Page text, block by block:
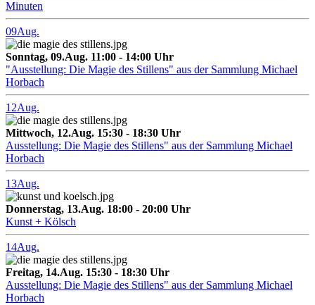
Minuten
09Aug.
Sonntag, 09.Aug. 11:00 - 14:00 Uhr
"Ausstellung: Die Magie des Stillens" aus der Sammlung Michael
Horbach
12Aug.
Mittwoch, 12.Aug. 15:30 - 18:30 Uhr
Ausstellung: Die Magie des Stillens" aus der Sammlung Michael
Horbach
13Aug.
Donnerstag, 13.Aug. 18:00 - 20:00 Uhr
Kunst + Kölsch
14Aug.
Freitag, 14.Aug. 15:30 - 18:30 Uhr
Ausstellung: Die Magie des Stillens" aus der Sammlung Michael
Horbach